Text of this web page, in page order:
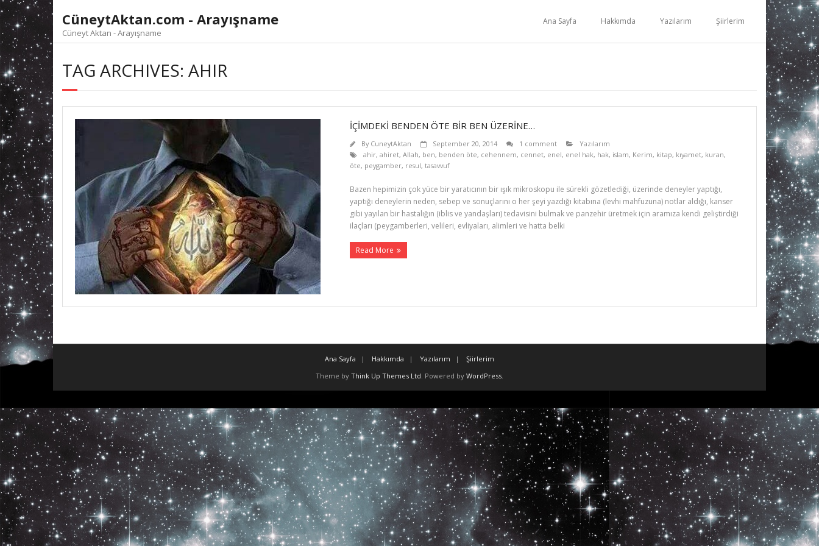
to
content
CüneytAktan.com - Arayışname
Cüneyt Aktan - Arayışname
Ana Sayfa Hakkımda Yazılarım Şiirlerim
TAG ARCHIVES: AHIR
İÇİMDEKİ BENDEN ÖTE BİR BEN ÜZERİNE…
By CuneytAktan September 20, 2014 1 comment
Yazılarım
ahir, ahiret, Allah, ben, benden öte, cehennem, cennet, enel, enel hak, hak, islam, Kerim, kitap, kıyamet, kuran,
öte, peygamber, resul, tasavvuf
Bazen hepimizin çok yüce bir yaratıcının bir ışık mikroskopu ile sürekli gözetlediği, üzerinde deneyler yaptığı,
yaptığı deneylerin neden, sebep ve sonuçlarını o her şeyi yazdığı kitabına (levhi mahfuzuna) notlar aldığı, kanser
gibi yayılan bir hastalığın (iblis ve yandaşları) tedavisini bulmak ve panzehir üretmek için aramıza kendi geliştirdiği
ilaçları (peygamberleri, velileri, evliyaları, alimleri ve hatta belki
Read More
Ana Sayfa Hakkımda Yazılarım
Şiirlerim
Theme by Think Up Themes Ltd. Powered by WordPress.